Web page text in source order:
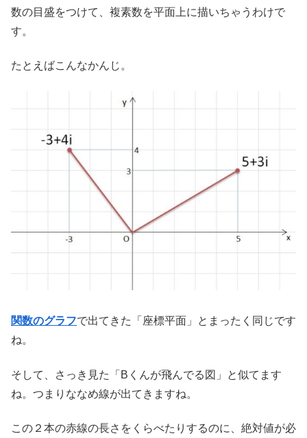
数の目盛をつけて、複素数を平面上に描いちゃうわけで
す。
たとえばこんなかんじ。
関数のグラフで出てきた「座標平面」とまったく同じです
ね。
そして、さっき見た「Bくんが飛んでる図」と似てます
ね。つまりななめ線が出てきますね。
この２本の赤線の長さをくらべたりするのに、絶対値が必